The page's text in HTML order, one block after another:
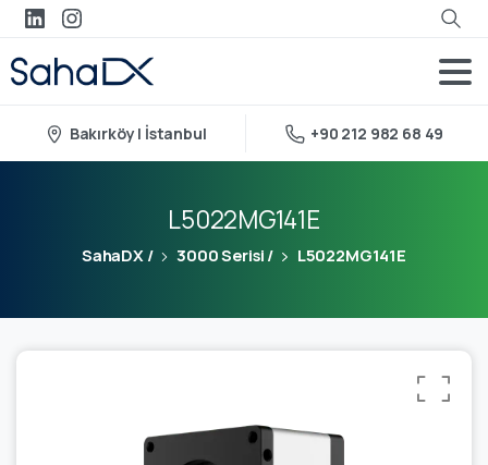
Bakırköy | İstanbul +90 212 982 68 49
L5022MG141E
SahaDX / 3000 Serisi / L5022MG141E